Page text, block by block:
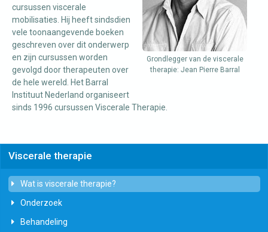
Grondlegger van de viscerale
therapie: Jean Pierre Barral
cursussen viscerale
mobilisaties. Hij heeft sindsdien
vele toonaangevende boeken
geschreven over dit onderwerp
en zijn cursussen worden
gevolgd door therapeuten over
de hele wereld. Het Barral
Instituut Nederland organiseert
sinds 1996 cursussen Viscerale Therapie.
Viscerale therapie
Wat is viscerale therapie?
Onderzoek
Behandeling